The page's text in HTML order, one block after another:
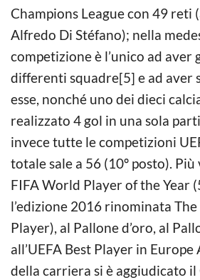
Champions League con 49 reti
Alfredo Di Stéfano); nella
competizione è l’unico ad aver
differenti squadre[5] e ad aver
esse, nonché uno dei dieci
realizzato 4 gol in una sola
invece tutte le competizioni
totale sale a 56 (10º posto).
FIFA World Player of the Year
l’edizione 2016 rinominata The
Player), al Pallone d’oro, al
all’UEFA Best Player in
della carriera si è aggiudicato